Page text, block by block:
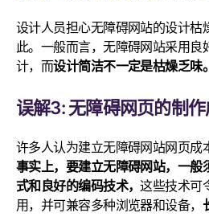
设计人员担心无障碍网站的设计枯
此。一般而言，无障碍网站采用良
计，而设计简洁不一定是枯燥乏味。
误解3: 无障碍网页的制
许多人认为建立无障碍网站网页成
事实上，要建立无障碍网站，一般
式和良好的编码技术，这些技术可
用，并可兼容多种浏览器和设备，